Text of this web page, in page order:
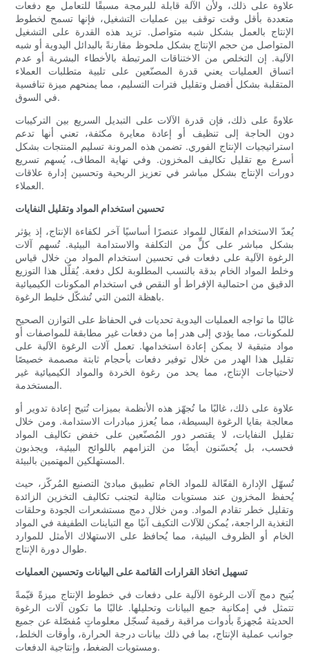
علاوة على ذلك، ولأن الآلة قابلة للبرمجة مسبقًا للتعامل مع دفعات
متعددة بأقل وقت توقف بين عمليات التشغيل، فإنها تسمح لخطوط
الإنتاج بالعمل بشكل شبه متواصل. تزيد هذه القدرة على التشغيل
المتواصل من حجم الإنتاج بشكل ملحوظ مقارنةً بالبدائل اليدوية أو شبه
الآلية. إن التخلص من الاختناقات المرتبطة بالأخطاء البشرية أو عدم
اتساق العمليات يعني قدرة المصنّعين على تلبية متطلبات العملاء
المتقلبة بشكل أفضل وتقليل فترات التسليم، مما يمنحهم ميزة تنافسية
في السوق.
علاوةً على ذلك، فإن قدرة الآلات على التبديل السريع بين التركيبات
دون الحاجة إلى تنظيف أو إعادة معايرة مكثفة، تعني أنها تدعم
استراتيجيات الإنتاج الفوري. تضمن هذه المرونة تسليم المنتجات بشكل
أسرع مع تقليل تكاليف المخزون. وفي نهاية المطاف، يُسهم تسريع
دورات الإنتاج بشكل مباشر في تعزيز الربحية وتحسين إدارة علاقات
العملاء.
تحسين استخدام المواد وتقليل النفايات
يُعدّ الاستخدام الفعّال للمواد عنصرًا أساسيًا آخر لكفاءة الإنتاج، إذ يؤثر
بشكل مباشر على كلٍّ من التكلفة والاستدامة البيئية. تُسهم آلات
الرغوة الآلية على دفعات في تحسين استخدام المواد من خلال قياس
وخلط المواد الخام بدقة بالنسب المطلوبة لكل دفعة. يُقلّل هذا التوزيع
الدقيق من احتمالية الإفراط أو النقص في استخدام المكونات الكيميائية
باهظة الثمن التي تُشكّل خليط الرغوة.
غالبًا ما تواجه العمليات اليدوية تحديات في الحفاظ على التوازن الصحيح
للمكونات، مما يؤدي إلى هدر إما من دفعات غير مطابقة للمواصفات أو
مواد متبقية لا يمكن إعادة استخدامها. تعمل آلات الرغوة الآلية على
تقليل هذا الهدر من خلال توفير دفعات بأحجام ثابتة مصممة خصيصًا
لاحتياجات الإنتاج، مما يحد من رغوة الخردة والمواد الكيميائية غير
المستخدمة.
علاوة على ذلك، غالبًا ما تُجهّز هذه الأنظمة بميزات تُتيح إعادة تدوير أو
معالجة بقايا الرغوة البسيطة، مما يُعزز مبادرات الاستدامة. ومن خلال
تقليل النفايات، لا يقتصر دور المُصنّعين على خفض تكاليف المواد
فحسب، بل يُحسّنون أيضًا من التزامهم باللوائح البيئية، ويجذبون
المستهلكين المهتمين بالبيئة.
تُسهّل الإدارة الفعّالة للمواد الخام تطبيق مبادئ التصنيع المُركّز، حيث
يُحفظ المخزون عند مستويات مثالية لتجنب تكاليف التخزين الزائدة
وتقليل خطر تقادم المواد. ومن خلال دمج مستشعرات الجودة وحلقات
التغذية الراجعة، يُمكن للآلات التكيف آنيًا مع التباينات الطفيفة في المواد
الخام أو الظروف البيئية، مما يُحافظ على الاستهلاك الأمثل للموارد
طوال دورة الإنتاج.
تسهيل اتخاذ القرارات القائمة على البيانات وتحسين العمليات
يُتيح دمج آلات الرغوة الآلية على دفعات في خطوط الإنتاج ميزةً قيّمةً
تتمثل في إمكانية جمع البيانات وتحليلها. غالبًا ما تكون آلات الرغوة
الحديثة مُجهزةً بأدوات مراقبة رقمية تُسجّل معلوماتٍ مُفصّلة عن جميع
جوانب عملية الإنتاج، بما في ذلك بيانات درجة الحرارة، وأوقات الخلط،
ومستويات الضغط، وإنتاجية الدفعات.